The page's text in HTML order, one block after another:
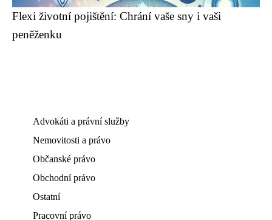
Flexi životní pojištění: Chrání vaše sny i vaši
peněženku
Advokáti a právní služby
Nemovitosti a právo
Občanské právo
Obchodní právo
Ostatní
Pracovní právo